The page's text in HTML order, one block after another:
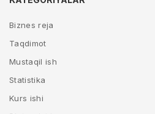
Biznes reja
Taqdimot
Mustaqil ish
Statistika
Kurs ishi